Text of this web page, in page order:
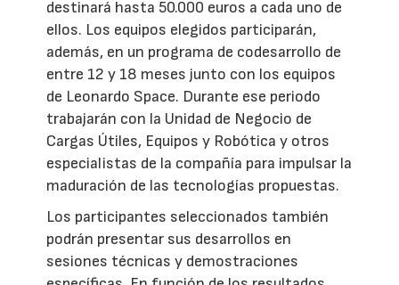
destinará hasta 50.000 euros a cada uno de
ellos. Los equipos elegidos participarán,
además, en un programa de codesarrollo de
entre 12 y 18 meses junto con los equipos
de Leonardo Space. Durante ese periodo
trabajarán con la Unidad de Negocio de
Cargas Útiles, Equipos y Robótica y otros
especialistas de la compañía para impulsar la
maduración de las tecnologías propuestas.
Los participantes seleccionados también
podrán presentar sus desarrollos en
sesiones técnicas y demostraciones